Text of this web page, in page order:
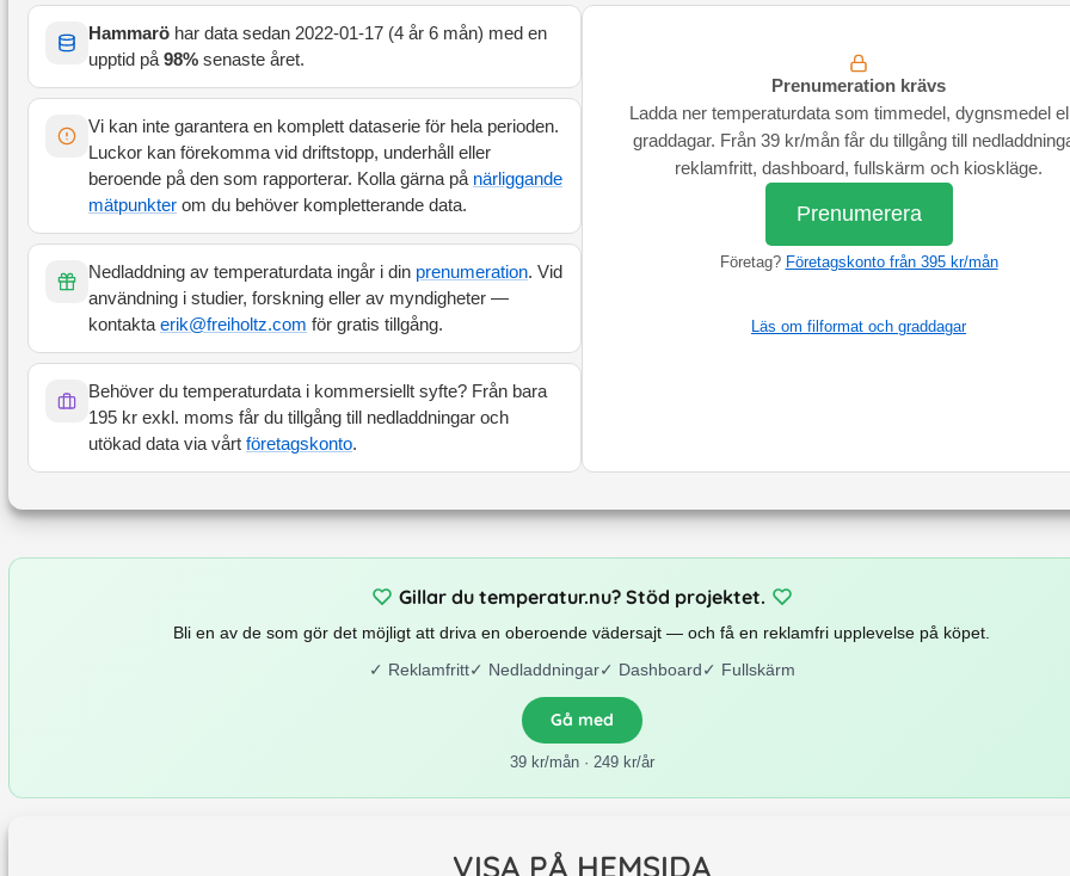
Hammarö har data sedan 2022-01-17 (4 år 6 mån) med en
upptid på 98% senaste året.
Vi kan inte garantera en komplett dataserie för hela perioden.
Luckor kan förekomma vid driftstopp, underhåll eller
beroende på den som rapporterar. Kolla gärna på närliggande
mätpunkter om du behöver kompletterande data.
Nedladdning av temperaturdata ingår i din prenumeration. Vid
användning i studier, forskning eller av myndigheter —
kontakta erik@freiholtz.com för gratis tillgång.
Behöver du temperaturdata i kommersiellt syfte? Från bara
195 kr exkl. moms får du tillgång till nedladdningar och
utökad data via vårt företagskonto.
Prenumeration krävs
Ladda ner temperaturdata som timmedel, dygnsmedel
graddagar. Från 39 kr/mån får du tillgång till
reklamfritt, dashboard, fullskärm och kioskläge.
Prenumerera
Företag? Företagskonto från 395 kr/mån
Läs om filformat och graddagar
Gillar du temperatur.nu? Stöd projektet.
Bli en av de som gör det möjligt att driva en oberoende vädersajt — och få en reklamfri upplevelse på köpet.
✓ Reklamfritt✓ Nedladdningar✓ Dashboard✓ Fullskärm
Gå med
39 kr/mån · 249 kr/år
VISA PÅ HEMSIDA